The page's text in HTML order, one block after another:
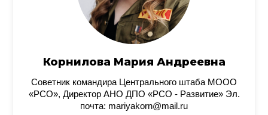
Корнилова Мария Андреевна
Советник командира Центрального штаба МООО
«РСО», Директор АНО ДПО «РСО - Развитие» Эл.
почта: mariyakorn@mail.ru